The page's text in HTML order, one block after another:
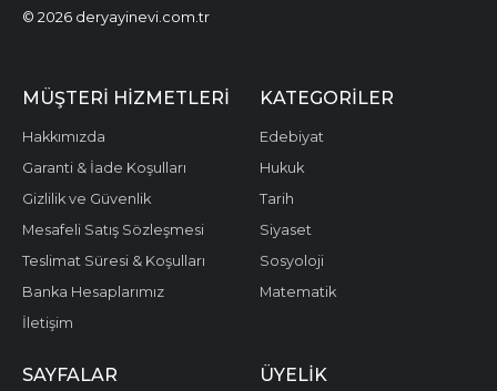
© 2026 deryayinevi.com.tr
MÜŞTERI HIZMETLERI
Hakkımızda
Garanti & İade Koşulları
Gizlilik ve Güvenlik
Mesafeli Satış Sözleşmesi
Teslimat Süresi & Koşulları
Banka Hesaplarımız
İletişim
KATEGORILER
Edebiyat
Hukuk
Tarih
Siyaset
Sosyoloji
Matematik
SAYFALAR ÜYELIK